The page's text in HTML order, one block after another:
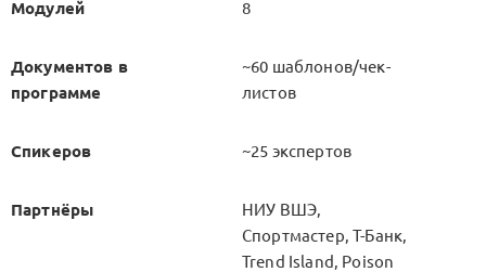
Модулей 8
Документов в
программе
~60 шаблонов/чек-
листов
Спикеров ~25 экспертов
Партнёры
НИУ ВШЭ,
Спортмастер, Т-Банк,
Trend Island, Poison